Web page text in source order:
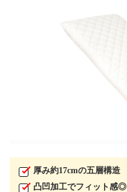
厚み約17cmの五層構造
凸凹加工でフィット感◎